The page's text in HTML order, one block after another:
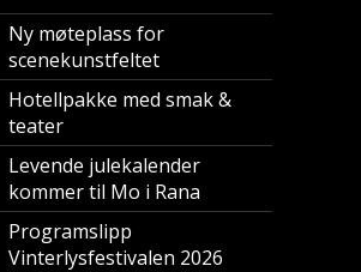
Ny møteplass for
scenekunstfeltet
Hotellpakke med smak &
teater
Levende julekalender
kommer til Mo i Rana
Programslipp
Vinterlysfestivalen 2026